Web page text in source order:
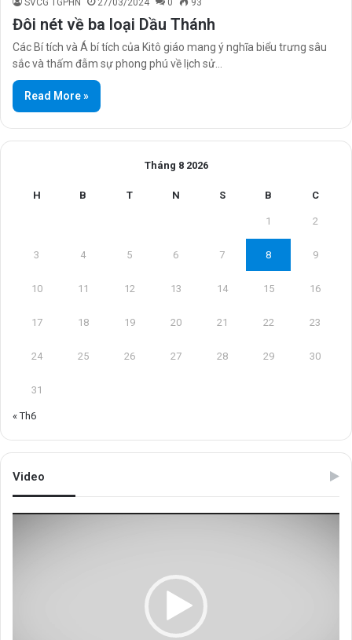
SVCG TGPHN 27/03/2024 0 93
Đôi nét về ba loại Dầu Thánh
Các Bí tích và Á bí tích của Kitô giáo mang ý nghĩa biểu trưng sâu
sắc và thấm đẫm sự phong phú về lịch sử…
Read More »
Tháng 8 2026
H B T N S B C
1 2
3 4 5 6 7 8 9
10 11 12 13 14 15 16
17 18 19 20 21 22 23
24 25 26 27 28 29 30
31
« Th6
Video